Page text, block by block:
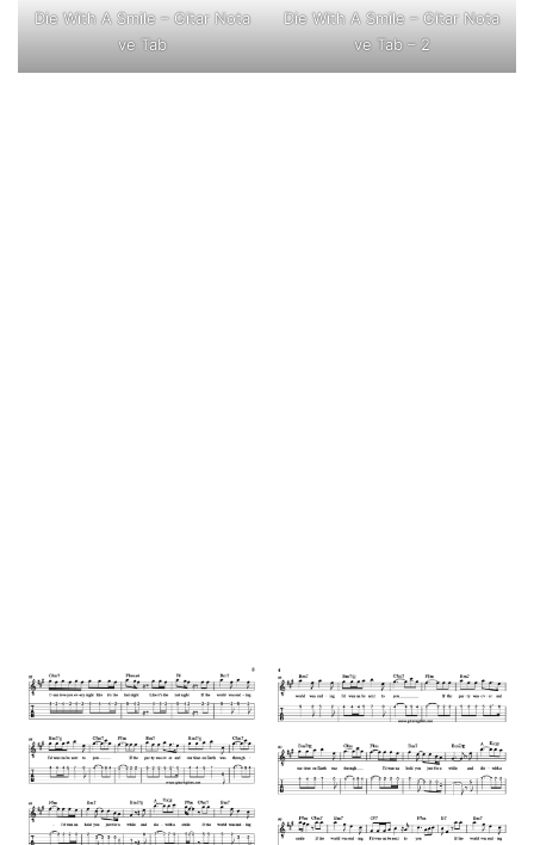
Die With A Smile – Gitar Nota
ve Tab
Die With A Smile – Gitar Nota
ve Tab – 2